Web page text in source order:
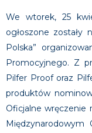
We wtorek, 25
ogłoszone zostały
Polska”
Promocyjnego. Z
Pilfer Proof oraz
produktów
Oficjalne wręczenie
Międzynarodowym